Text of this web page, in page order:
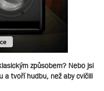
způsobem? Nebo jsi
a tvoří hudbu, než aby cvičili